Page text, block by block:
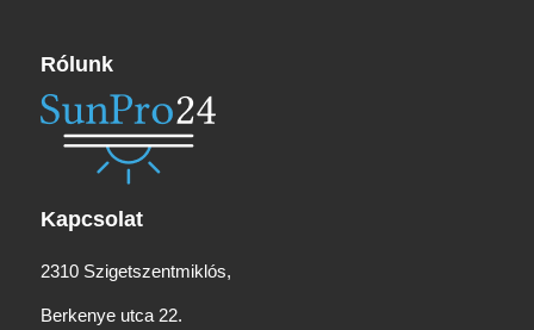
Rólunk
Kapcsolat
2310 Szigetszentmiklós,
Berkenye utca 22.